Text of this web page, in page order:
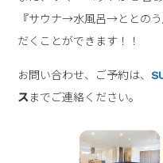
『サウナ→⽔⾵呂→ととの
だくことができます！！
お問い合わせ、ご予約は、
ス までご連絡ください。